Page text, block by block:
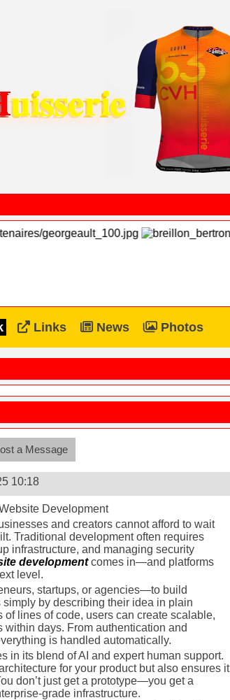
Links News Photos
a Message
10:18
Development
and creators cannot afford to wait
Traditional development often requires
infrastructure, and managing security
developmentcomes in—and platforms
level.
startups, or agencies—to build
by describing their idea in plain
lines of code, users can create scalable,
days. From authentication and
is handled automatically.
in its blend of AI and expert human support.
for your product but also ensures it
don’t just get a prototype—you get a
grade infrastructure.